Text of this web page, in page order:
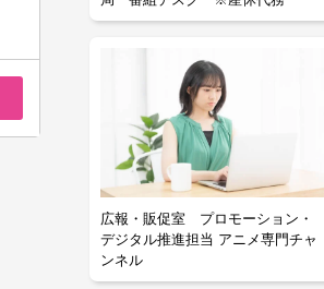
広報・販促室 プロモーション・
デジタル推進担当 アニメ専門チャ
ンネル